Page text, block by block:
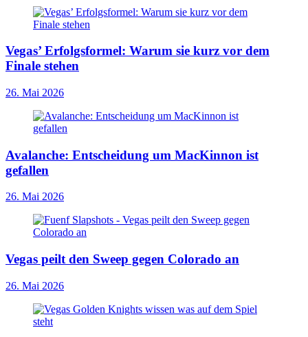
Vegas’ Erfolgsformel: Warum sie kurz vor dem
Finale stehen
26. Mai 2026
Avalanche: Entscheidung um MacKinnon ist
gefallen
26. Mai 2026
Vegas peilt den Sweep gegen Colorado an
26. Mai 2026